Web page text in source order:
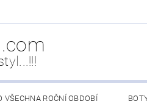
VŠECHNA ROČNÍ OBDOBÍ